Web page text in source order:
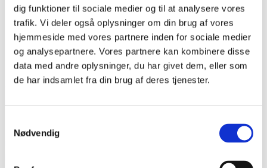
dig funktioner til sociale medier og til at analysere vores
trafik. Vi deler også oplysninger om din brug af vores
hjemmeside med vores partnere inden for sociale medier
og analysepartnere. Vores partnere kan kombinere disse
data med andre oplysninger, du har givet dem, eller som
de har indsamlet fra din brug af deres tjenester.
Nødvendig
tilstand.
Foto: Otto Dix, Bildnis der Journalistin Sylvia von Harden,
andet ‘Neue Sachlichkeit’. Maleriet hedder ‘Bildnis der
Journalistin Sylvia von Harden’ (portræt af journalisten Sylvia
von Harden) og er malet af en af de store Neue Sachlichkeit-
kunstnere, Otto Dix.
“Det er jo ikke et flatterende kvindeportræt, men han føler sig
måske i virkeligheden lidt truet af den nye kvindetype, som er
kommet frem, går alene i byen og er uafhængig, ugift og